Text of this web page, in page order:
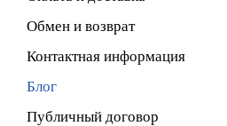
Обмен и возврат
Контактная информация
Блог
Публичный договор